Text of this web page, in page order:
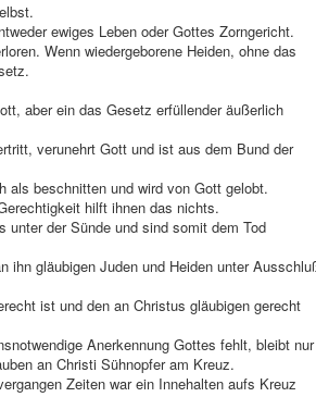
ewiges Leben oder Gottes Zorngericht.
Wenn wiedergeborene Heiden, ohne das
aber ein das Gesetz erfüllender äußerlich
verunehrt Gott und ist aus dem Bund der
als beschnitten und wird von Gott gelobt.
hilft ihnen das nichts.
unter der Sünde und sind somit dem Tod
ihn gläubigen Juden und Heiden unter
ist und den an Christus gläubigen gerecht
Anerkennung Gottes fehlt, bleibt nur
an Christi Sühnopfer am Kreuz.
Zeiten war ein Innehalten aufs Kreuz